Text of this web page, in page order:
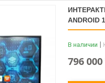
ANDROID
В наличии
796